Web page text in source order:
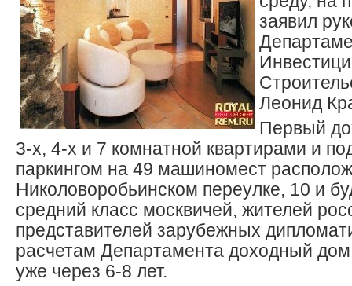
заявил
Леонид
Первый
3-х, 4-х и 7 комнатной квартирами и
паркингом на 49 машиномест
Николоворобьинском переулке, 10 и
средний класс москвичей, жителей
представителей зарубежных
расчетам Департамента доходный дом
уже через 6-8 лет.